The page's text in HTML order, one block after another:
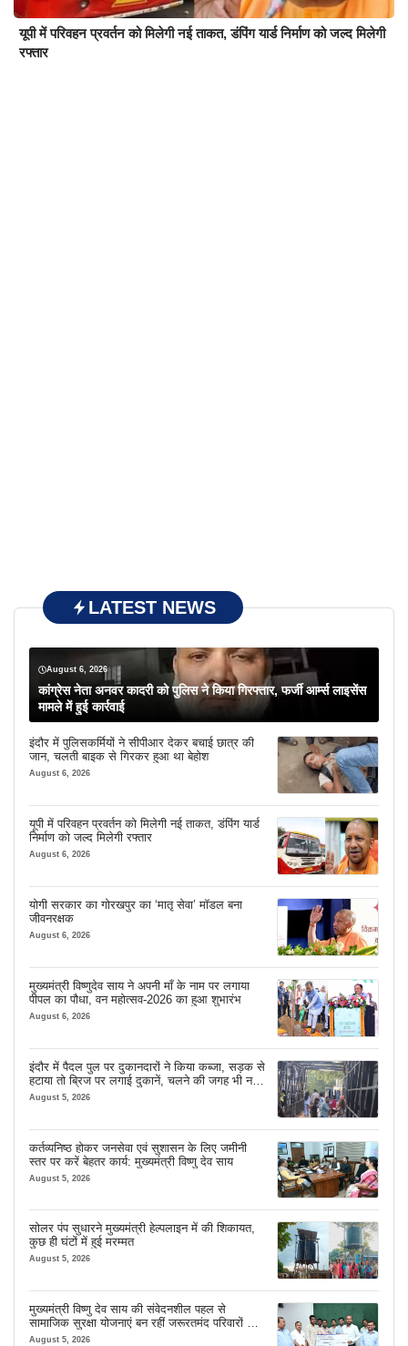
यूपी में परिवहन प्रवर्तन को मिलेगी नई ताकत, डंपिंग यार्ड निर्माण को जल्द मिलेगी
रफ्तार
LATEST NEWS
August 6, 2026
कांग्रेस नेता अनवर कादरी को पुलिस ने किया गिरफ्तार, फर्जी आर्म्स लाइसेंस
मामले में हुई कार्रवाई
इंदौर में पुलिसकर्मियों ने सीपीआर देकर बचाई छात्र की
जान, चलती बाइक से गिरकर हुआ था बेहोश
August 6, 2026
यूपी में परिवहन प्रवर्तन को मिलेगी नई ताकत, डंपिंग यार्ड
निर्माण को जल्द मिलेगी रफ्तार
August 6, 2026
योगी सरकार का गोरखपुर का ‘मातृ सेवा’ मॉडल बना
जीवनरक्षक
August 6, 2026
मुख्यमंत्री विष्णुदेव साय ने अपनी माँ के नाम पर लगाया
पीपल का पौधा, वन महोत्सव-2026 का हुआ शुभारंभ
August 6, 2026
इंदौर में पैदल पुल पर दुकानदारों ने किया कब्जा, सड़क से
हटाया तो ब्रिज पर लगाई दुकानें, चलने की जगह भी नहीं
मिल रही
August 5, 2026
कर्तव्यनिष्ठ होकर जनसेवा एवं सुशासन के लिए जमीनी
स्तर पर करें बेहतर कार्य: मुख्यमंत्री विष्णु देव साय
August 5, 2026
सोलर पंप सुधारने मुख्यमंत्री हेल्पलाइन में की शिकायत,
कुछ ही घंटों में हुई मरम्मत
August 5, 2026
मुख्यमंत्री विष्णु देव साय की संवेदनशील पहल से
सामाजिक सुरक्षा योजनाएं बन रहीं जरूरतमंद परिवारों का
मजबूत सहारा
August 5, 2026